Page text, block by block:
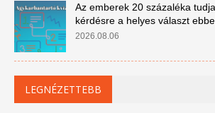
Az emberek 20 százaléka
kérdésre a helyes választ
2026.08.06
LEGNÉZETTEBB